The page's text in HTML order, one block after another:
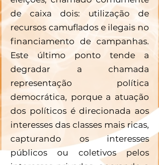
de caixa dois: utilização de
recursos camuflados e ilegais no
financiamento de campanhas.
Este último ponto tende a
degradar a chamada
representação política
democrática, porque a atuação
dos políticos é direcionada aos
interesses das classes mais ricas,
capturando os interesses
públicos ou coletivos pelos